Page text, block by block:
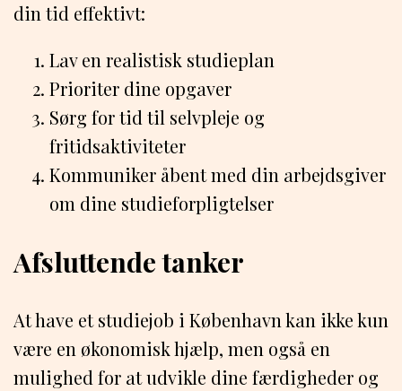
din tid effektivt:
Lav en realistisk studieplan
Prioriter dine opgaver
Sørg for tid til selvpleje og
fritidsaktiviteter
Kommuniker åbent med din arbejdsgiver
om dine studieforpligtelser
Afsluttende tanker
At have et studiejob i København kan ikke kun
være en økonomisk hjælp, men også en
mulighed for at udvikle dine færdigheder og